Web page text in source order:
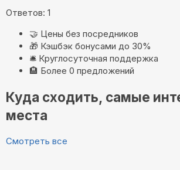
Ответов: 1
🤝 Цены без посредников
🎁 Кэшбэк бонусами до 30%
🛎️ Круглосуточная поддержка
🏨 Более 0 предложений
Куда сходить, самые
места
Смотреть все